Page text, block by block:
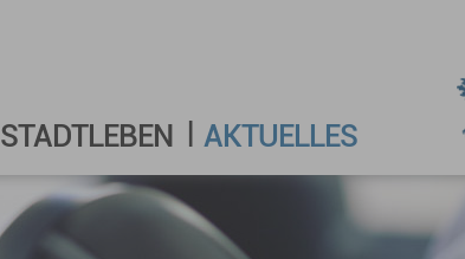
STADTLEBEN AKTUELLES